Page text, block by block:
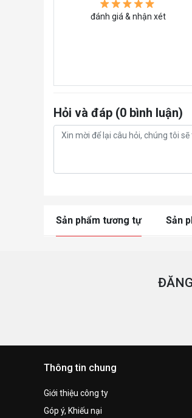
đánh giá & nhận xét
Hỏi và đáp (0 bình luận)
Sản phẩm tương tự Sản
Thông tin chung
Giới thiệu công ty
Góp ý, Khiếu nại